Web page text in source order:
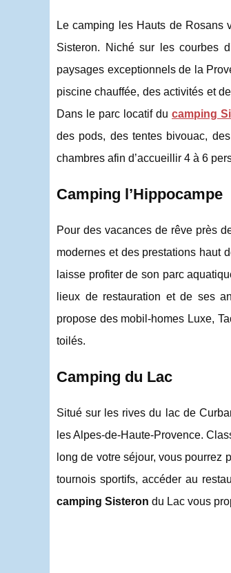
Le camping les Hauts de Rosans
Sisteron. Niché sur les courbes
paysages exceptionnels de la
piscine chauffée, des activités et
Dans le parc locatif du camping
des pods, des tentes bivouac,
chambres afin d’accueillir 4 à 6
Camping l’Hippocampe
Pour des vacances de rêve près
modernes et des prestations haut
laisse profiter de son parc
lieux de restauration et de ses
propose des mobil-homes Luxe,
toilés.
Camping du Lac
Situé sur les rives du lac de
les Alpes-de-Haute-Provence.
long de votre séjour, vous pourrez
tournois sportifs, accéder au
camping Sisteron du Lac vous